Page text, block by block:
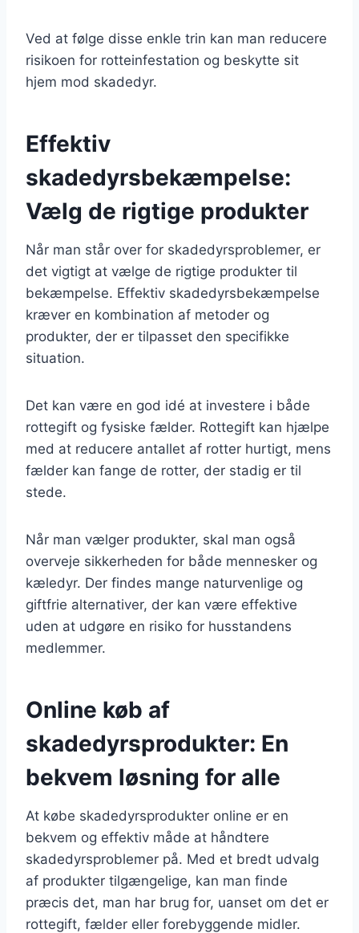
Ved at følge disse enkle trin kan man reducere
risikoen for rotteinfestation og beskytte sit
hjem mod skadedyr.
Effektiv
skadedyrsbekæmpelse:
Vælg de rigtige produkter
Når man står over for skadedyrsproblemer, er
det vigtigt at vælge de rigtige produkter til
bekæmpelse. Effektiv skadedyrsbekæmpelse
kræver en kombination af metoder og
produkter, der er tilpasset den specifikke
situation.
Det kan være en god idé at investere i både
rottegift og fysiske fælder. Rottegift kan hjælpe
med at reducere antallet af rotter hurtigt, mens
fælder kan fange de rotter, der stadig er til
stede.
Når man vælger produkter, skal man også
overveje sikkerheden for både mennesker og
kæledyr. Der findes mange naturvenlige og
giftfrie alternativer, der kan være effektive
uden at udgøre en risiko for husstandens
medlemmer.
Online køb af
skadedyrsprodukter: En
bekvem løsning for alle
At købe skadedyrsprodukter online er en
bekvem og effektiv måde at håndtere
skadedyrsproblemer på. Med et bredt udvalg
af produkter tilgængelige, kan man finde
præcis det, man har brug for, uanset om det er
rottegift, fælder eller forebyggende midler.